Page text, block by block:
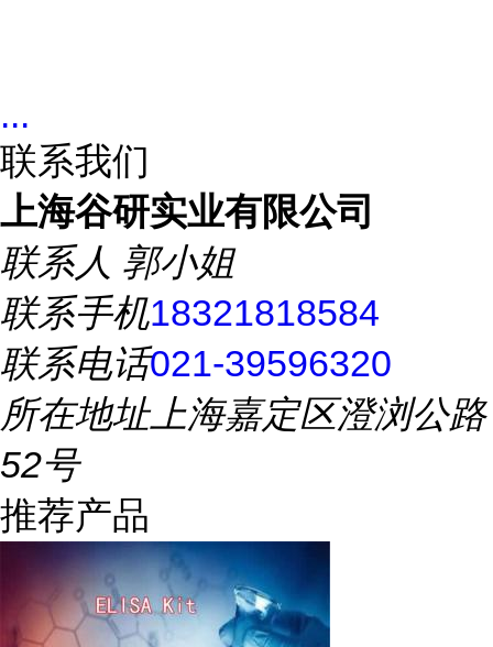
...
联系我们
上海谷研实业有限公司
联系人 郭小姐
联系手机18321818584
联系电话021-39596320
所在地址上海嘉定区澄浏公路
52号
推荐产品